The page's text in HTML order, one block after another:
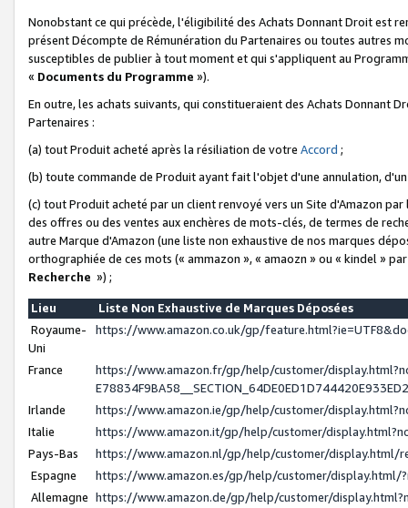
Nonobstant ce qui précède, l'éligibilité des Achats Donnant Droit est
présent Décompte de Rémunération du Partenaires ou toutes autres
susceptibles de publier à tout moment et qui s'appliquent au
« Documents du Programme »).
En outre, les achats suivants, qui constitueraient des Achats Donnant
Partenaires :
(a) tout Produit acheté après la résiliation de votre Accord ;
(b) toute commande de Produit ayant fait l'objet d'une annulation,
(c) tout Produit acheté par un client renvoyé vers un Site d'Amazon
des offres ou des ventes aux enchères de mots-clés, de termes de
autre Marque d'Amazon (une liste non exhaustive de nos marques
orthographiée de ces mots (« ammazon », « amaozn » ou « kindel »
Recherche ») ;
Lieu
Liste Non Exhaustive de Marques Déposées
Royaume-
Uni
https://www.amazon.co.uk/gp/
France
https://www.amazon.fr/gp/help/customer/
Irlande
https://www.amazon.ie/gp/help/customer/
Italie
https://www.amazon.it/gp/help/customer/
Pays-Bas
https://www.amazon.nl/gp/help/customer/display.html/
Espagne
https://www.amazon.es/gp/help/customer/display.html/
Allemagne https://www.amazon.de/gp/help/customer/